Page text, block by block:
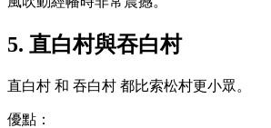
5. 直白村與吞白村
直白村 和 吞白村 都比索松村更小眾。
優點：